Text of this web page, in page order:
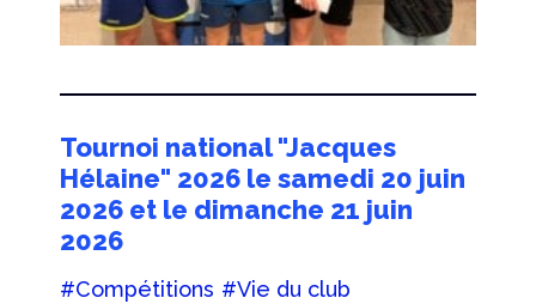
Tournoi national "Jacques
Hélaine" 2026 le samedi 20 juin
2026 et le dimanche 21 juin
2026
#Compétitions #Vie du club